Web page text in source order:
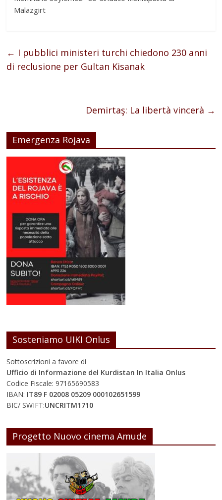
Malazgirt
← I pubblici ministeri turchi chiedono 230 anni
di reclusione per Gultan Kisanak
Demirtaş: La libertà vincerà →
Emergenza Rojava
Sosteniamo UIKI Onlus
Sottoscrizioni a favore di
Ufficio di Informazione del Kurdistan In Italia Onlus
Codice Fiscale: 97165690583
IBAN: IT89 F 02008 05209 000102651599
BIC/ SWIFT:UNCRITM1710
Progetto Nuovo cinema Amude